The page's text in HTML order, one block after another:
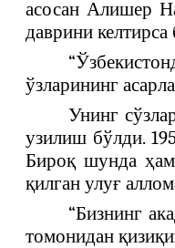
асосан Алишер
даврини келтирса
ўзларининг
Унинг
узилиш бўлди.
Бироқ шунда ҳам
қилган улуғ
“Бизнинг
томонидан